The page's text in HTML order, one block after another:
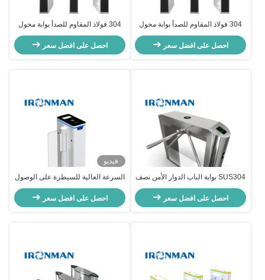
304 فولاذ المقاوم للصدأ بوابة محول
ثلاثي الأقدام مع قاعدة الطلاء الأسود
ومحرك بدون فرشاة 24 فولت
احصل على افضل سعر
304 فولاذ المقاوم للصدأ بوابة محول
ثلاثي الأقدام مع قاعدة الطلاء الأسود
ومحرك بدون فرشاة 24 فولت
احصل على افضل سعر
SUS304 بوابة الباب الدوار الأمن نصف
الارتفاع التحكم في الوصول مع التعرف
على الوجه
احصل على افضل سعر
فيديو
السرعة العالية للسيطرة على الوصول
للدراجة الأوتوماتيكية السرعة بوابة
الدراجة
احصل على افضل سعر